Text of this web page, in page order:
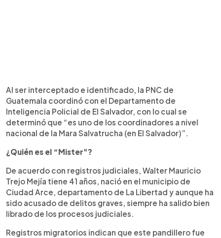
Al ser interceptado e identificado, la PNC de
Guatemala coordinó con el Departamento de
Inteligencia Policial de El Salvador, con lo cual se
determinó que “es uno de los coordinadores a nivel
nacional de la Mara Salvatrucha (en El Salvador)”.
¿Quién es el “Mister"?
De acuerdo con registros judiciales, Walter Mauricio
Trejo Mejía tiene 41 años, nació en el municipio de
Ciudad Arce, departamento de La Libertad y aunque ha
sido acusado de delitos graves, siempre ha salido bien
librado de los procesos judiciales.
Registros migratorios indican que este pandillero fue